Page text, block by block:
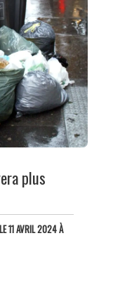
plus
11 AVRIL 2024 À